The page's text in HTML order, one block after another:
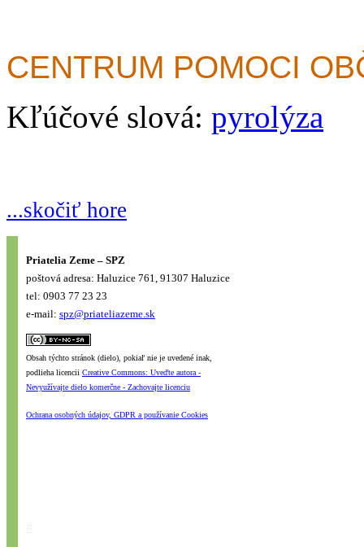
CENTRUM POMOCI
Kľúčové slová: pyrolýza
...skočiť hore
Priatelia Zeme – SPZ
poštová adresa: Haluzice 761, 91307 Haluzice
tel: 0903 77 23 23
e-mail: spz@priateliazeme.sk
Obsah týchto stránok (dielo), pokiaľ nie je uvedené inak,
podlieha licencii Creative Commons: Uveďte autora -
Nevyužívajte dielo komerčne - Zachovajte licenciu
Ochrana osobných údajov, GDPR a používanie Cookies